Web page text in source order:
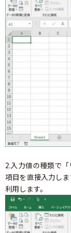
2.入力値の種類で
項目を直接入力し
利用します。